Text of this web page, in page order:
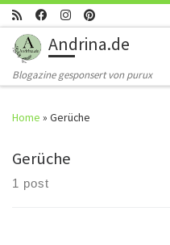
Skip to content
Andrina.de
Blogazine gesponsert von purux
Home » Gerüche
Gerüche
1 post